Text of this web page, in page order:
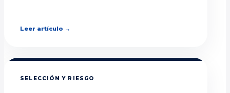
Leer artículo →
SELECCIÓN Y RIESGO